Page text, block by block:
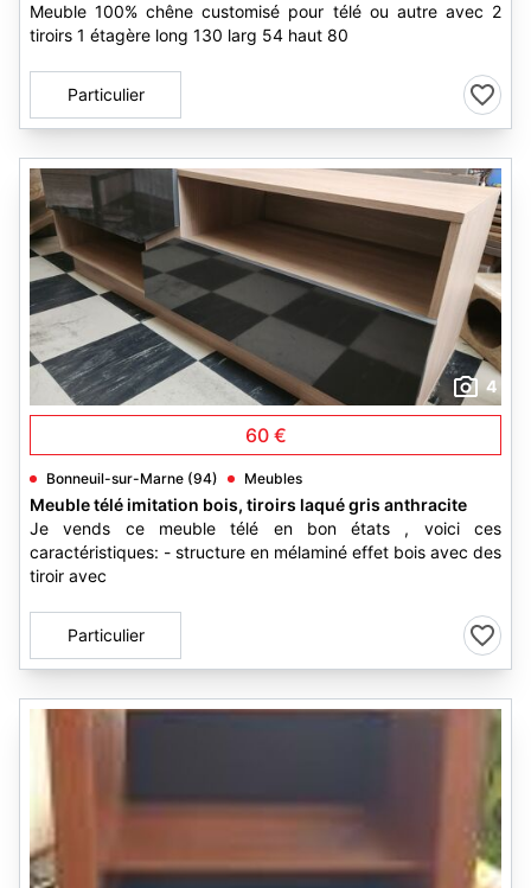
Meuble 100% chêne customisé pour télé ou autre avec 2
tiroirs 1 étagère long 130 larg 54 haut 80
Particulier
4
60 €
Bonneuil-sur-Marne (94) Meubles
Meuble télé imitation bois, tiroirs laqué gris anthracite
Je vends ce meuble télé en bon états , voici ces
caractéristiques: - structure en mélaminé effet bois avec des
tiroir avec
Particulier